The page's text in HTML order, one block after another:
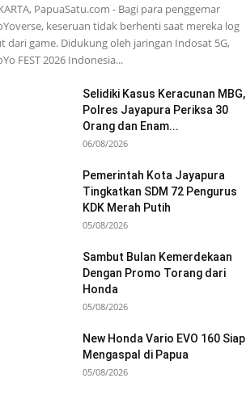
PapuaSatu.com - Bagi para penggemar
keseruan tidak berhenti saat mereka log
dari game. Didukung oleh jaringan Indosat 5G,
FEST 2026 Indonesia...
Selidiki Kasus Keracunan MBG,
Polres Jayapura Periksa 30
Orang dan Enam...
06/08/2026
Pemerintah Kota Jayapura
Tingkatkan SDM 72 Pengurus
KDK Merah Putih
05/08/2026
Sambut Bulan Kemerdekaan
Dengan Promo Torang dari
Honda
05/08/2026
New Honda Vario EVO 160 Siap
Mengaspal di Papua
05/08/2026